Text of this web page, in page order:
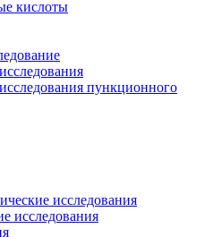
кислоты
пункционного
исследования
исследования